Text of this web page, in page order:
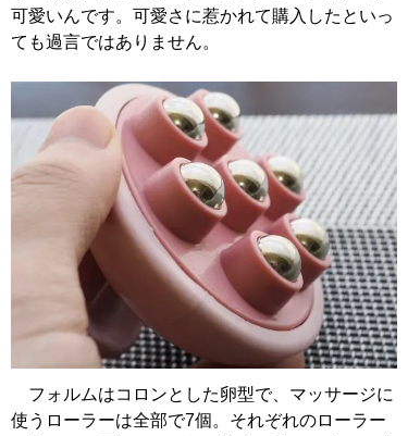
可愛いんです。可愛さに惹かれて購入したといっ
ても過言ではありません。
フォルムはコロンとした卵型で、マッサージに
使うローラーは全部で7個。それぞれのローラー